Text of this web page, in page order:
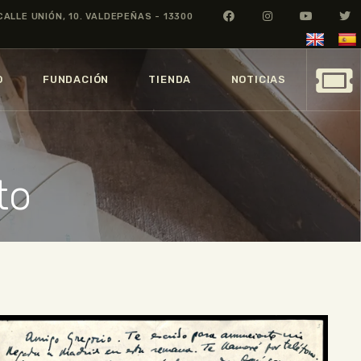
UNIÓN, 10. VALDEPEÑAS - 13300
FUNDACIÓN TIENDA NOTICIAS